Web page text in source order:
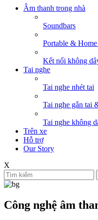
Âm thanh trong nhà
Soundbars
Portable & Home
Kết nối không
Tai nghe
Tai nghe nhét tai
Tai nghe gắn tai
Tai nghe không
Trên xe
Hỗ trợ
Our Story
X
Công nghệ âm